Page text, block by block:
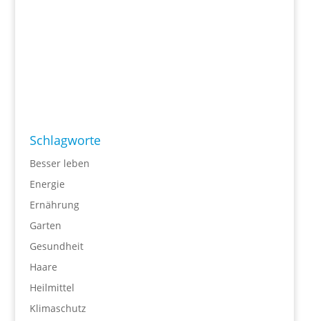
Schlagworte
Besser leben
Energie
Ernährung
Garten
Gesundheit
Haare
Heilmittel
Klimaschutz